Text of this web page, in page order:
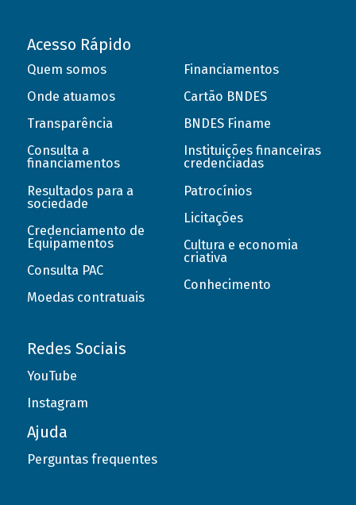
Acesso Rápido
Quem somos
Onde atuamos
Transparência
Consulta a
financiamentos
Resultados para a
sociedade
Credenciamento de
Equipamentos
Consulta PAC
Moedas contratuais
Financiamentos
Cartão BNDES
BNDES Finame
Instituições financeiras
credenciadas
Patrocínios
Licitações
Cultura e economia
criativa
Conhecimento
Redes Sociais
YouTube
Instagram
Ajuda
Perguntas frequentes